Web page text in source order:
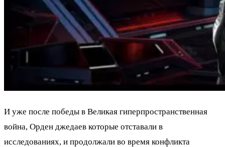
И уже после победы в Великая гиперпространственная
война, Орден джедаев которые отставали в
исследованиях, и продолжали во время конфликта